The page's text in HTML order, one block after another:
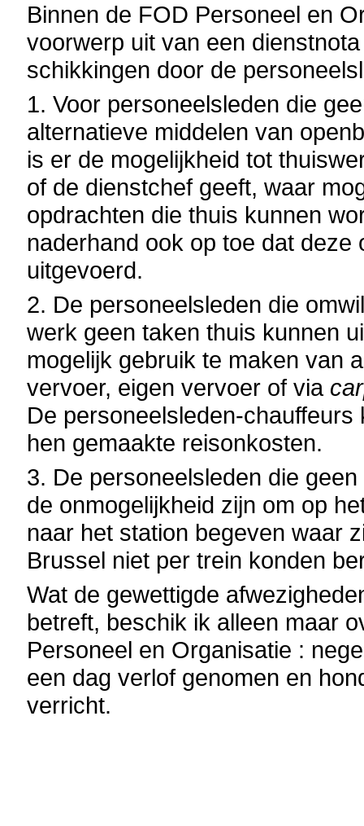
Binnen de FOD Personeel en
voorwerp uit van een
schikkingen door de
1. Voor personeelsleden die
alternatieve middelen van
is er de mogelijkheid tot
of de dienstchef geeft, waar
opdrachten die thuis kunnen
naderhand ook op toe dat
uitgevoerd.
2. De personeelsleden die
werk geen taken thuis kunnen
mogelijk gebruik te maken van
vervoer, eigen vervoer of via
De personeelsleden-
hen gemaakte reisonkosten.
3. De personeelsleden die
de onmogelijkheid zijn om op
naar het station begeven waar
Brussel niet per trein konden
Wat de gewettigde
betreft, beschik ik alleen maar
Personeel en Organisatie :
een dag verlof genomen en
verricht.